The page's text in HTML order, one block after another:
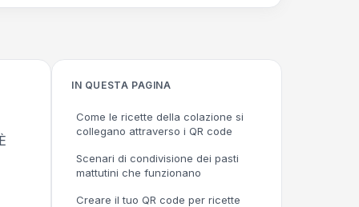
IN QUESTA PAGINA
Come le ricette della colazione si
collegano attraverso i QR code
Scenari di condivisione dei pasti
mattutini che funzionano
Creare il tuo QR code per ricette